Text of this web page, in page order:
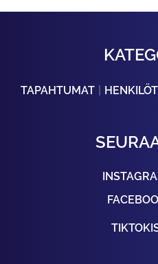
TAPAHTUMAT HENKILÖT